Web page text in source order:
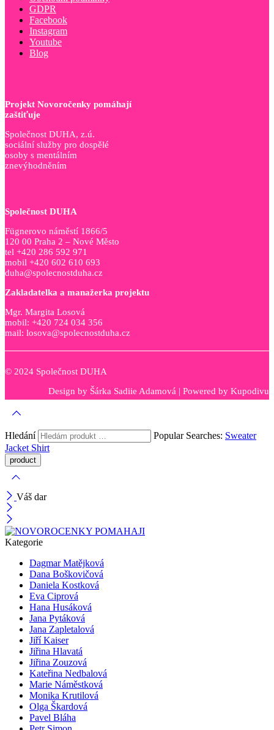
GDPR
Facebook
Instagram
Youtube
Blog
Projekt Novoročenky pomáhají
zaštiťuje
Společnost DUHA, z.ú.
sociální služby pro dospělé
osoby s mentálním
znevýhodněním
Společnost DUHA
Fügnerovo náměstí 1866/5
120 00 Praha 2 – Nové Město
tel +420 286 592 971
mobil +420 602 610 693
duha@spolecnostduha.cz
Zakladatelka a manažerka projektu
Mgr. Margita Losová
mobil: +420 724 034 356
mail: losova@spolecnostduha.cz
© 2024 Společnost DUHA
Design by Šárka Sadiie Adamová | Powered by Kupodivu
Hledání Popular Searches: Sweater
Jacket Shirt
Váš dar
Kategorie
Dagmar Matějková
Dana Boškovičová
Daniela Kostková
Eva Ciprová
Hana Husáková
Jana Pytáková
Jana Zapletalová
Jiří Kaiser
Jiřina Hlavatá
Jiřina Zouzová
Kateřina Nedbalová
Marie Náměstková
Monika Krutilová
Olga Škardová
Pavel Bláha